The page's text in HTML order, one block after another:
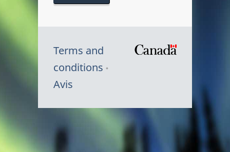
Terms and
conditions
Avis
Canada